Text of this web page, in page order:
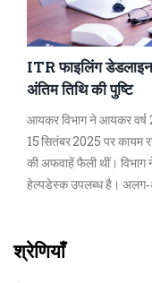
ITR फाइलिंग
अंतिम तिथि की पुष्टि
आयकर विभाग ने आयकर
15 सितंबर 2025 पर कायम
की अफवाहें फैली थीं।
हेल्पडेस्क उपलब्ध है।
श्रेणियाँ